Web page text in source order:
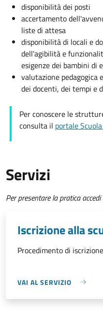
disponibilità dei posti
accertamento
liste di attesa
disponibilità di locali e
dell'agibilità e
esigenze dei bambini di
valutazione pedagogica
dei docenti, dei tempi e
Per conoscere le
consulta il portale
Servizi
Per presentare la pratica
Iscrizione alla
Procedimento di
VAI AL SERVIZIO